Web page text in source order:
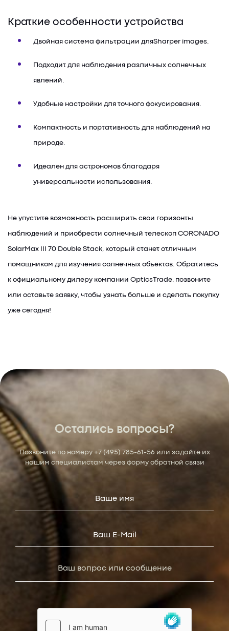
Краткие особенности устройства
Двойная система фильтрации дляSharper images.
Подходит для наблюдения различных солнечных
явлений.
Удобные настройки для точного фокусирования.
Компактность и портативность для наблюдений на
природе.
Идеален для астрономов благодаря
универсальности использования.
Не упустите возможность расширить свои горизонты
наблюдений и приобрести солнечный телескоп CORONADO
SolarMax III 70 Double Stack, который станет отличным
помощником для изучения солнечных объектов. Обратитесь
к официальному дилеру компании OpticsTrade, позвоните
или оставьте заявку, чтобы узнать больше и сделать покупку
уже сегодня!
Остались вопросы?
Позвоните по номеру +7 (495) 785-61-56 или задайте их
нашим специалистам через форму обратной связи